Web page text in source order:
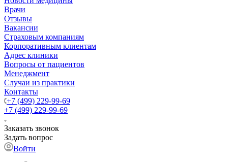
Врачи
Отзывы
Вакансии
Страховым компаниям
Корпоративным клиентам
Адрес клиники
Вопросы от пациентов
Менеджмент
Случаи из практики
Контакты
+7 (499) 229-99-69
+7 (499) 229-99-69
Заказать звонок
Задать вопрос
Войти